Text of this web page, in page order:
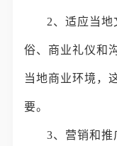
2、适应当
俗、商业礼仪和
当地商业环境，
要。
3、营销和推